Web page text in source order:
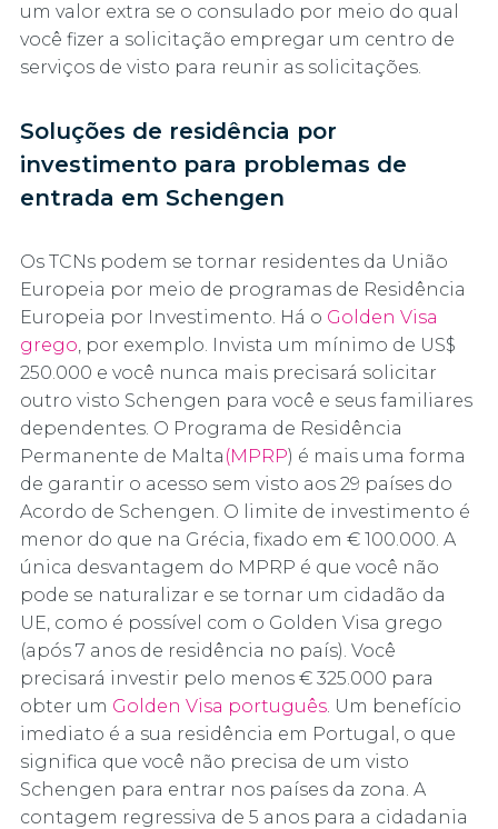
um valor extra se o consulado por meio do qual
você fizer a solicitação empregar um centro de
serviços de visto para reunir as solicitações.
Soluções de residência por
investimento para problemas de
entrada em Schengen
Os TCNs podem se tornar residentes da União
Europeia por meio de programas de Residência
Europeia por Investimento. Há o Golden Visa
grego, por exemplo. Invista um mínimo de US$
250.000 e você nunca mais precisará solicitar
outro visto Schengen para você e seus familiares
dependentes. O Programa de Residência
Permanente de Malta (MPRP) é mais uma forma
de garantir o acesso sem visto aos 29 países do
Acordo de Schengen. O limite de investimento é
menor do que na Grécia, fixado em € 100.000. A
única desvantagem do MPRP é que você não
pode se naturalizar e se tornar um cidadão da
UE, como é possível com o Golden Visa grego
(após 7 anos de residência no país). Você
precisará investir pelo menos € 325.000 para
obter um Golden Visa português. Um benefício
imediato é a sua residência em Portugal, o que
significa que você não precisa de um visto
Schengen para entrar nos países da zona. A
contagem regressiva de 5 anos para a cidadania